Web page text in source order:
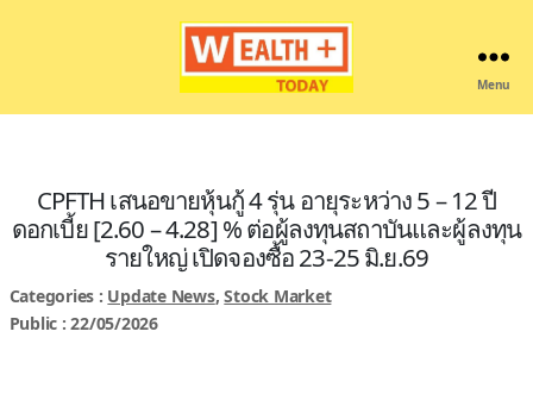
Menu
CPFTH เสนอขายหุ้นกู้ 4 รุ่น อายุระหว่าง 5 – 12 ปี
ดอกเบี้ย [2.60 – 4.28] % ต่อผู้ลงทุนสถาบันและผู้ลงทุน
รายใหญ่ เปิดจองซื้อ 23-25 มิ.ย.69
Categories : Update News,Stock Market
Public : 22/05/2026